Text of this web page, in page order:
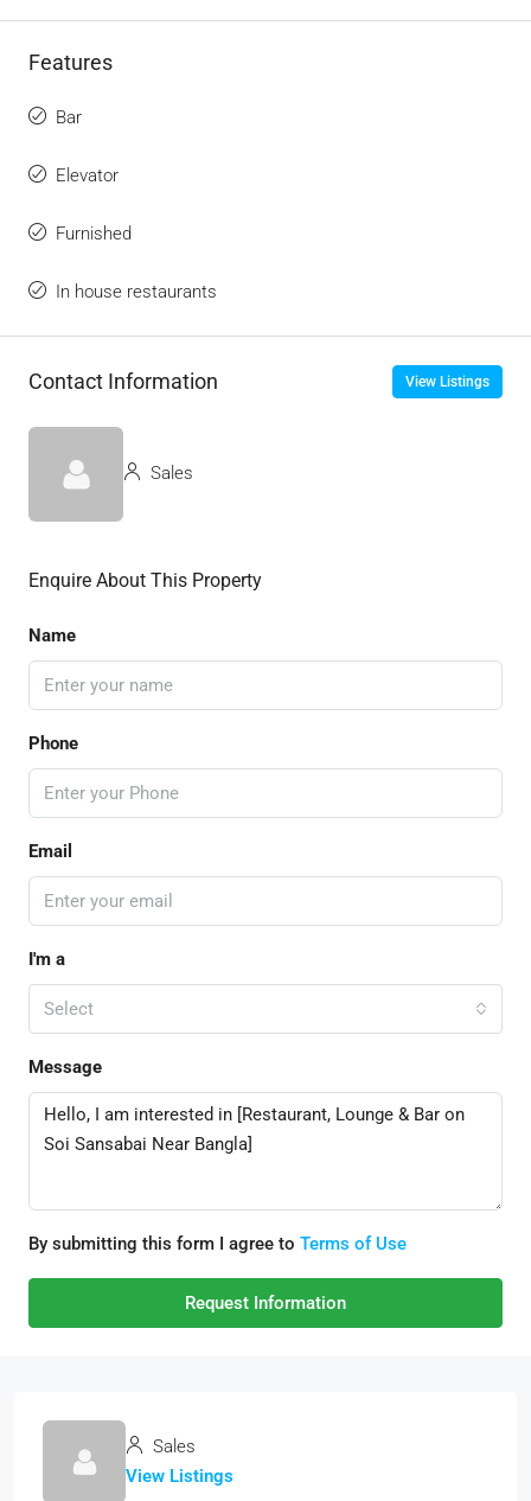
Features
Bar
Elevator
Furnished
In house restaurants
Contact Information View Listings
Sales
Enquire About This Property
Name
Phone
Email
I'm a
Select
Message
By submitting this form I agree to Terms of Use
Request Information
Sales
View Listings